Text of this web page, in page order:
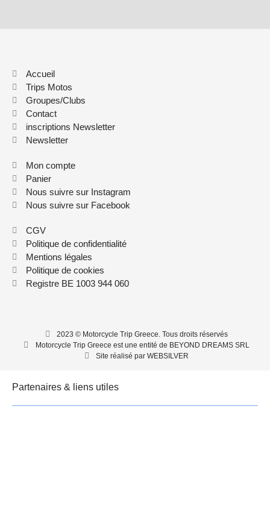
Accueil
Trips Motos
Groupes/Clubs
Contact
inscriptions Newsletter
Newsletter
Mon compte
Panier
Nous suivre sur Instagram
Nous suivre sur Facebook
CGV
Politique de confidentialité
Mentions légales
Politique de cookies
Registre BE 1003 944 060
2023 © Motorcycle Trip Greece. Tous droits réservés
Motorcycle Trip Greece est une entité de BEYOND DREAMS SRL
Site réalisé par WEBSILVER
Partenaires & liens utiles